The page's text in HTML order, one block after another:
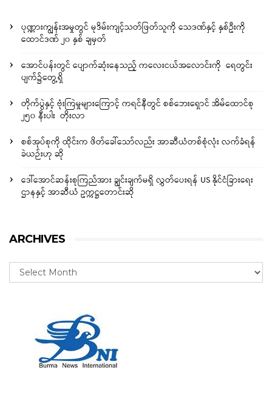
ပုဏ္ဏားကျွန်းအမှုတွင် မုဒိမ်းကျင့်သတ်ဖြတ်သူကို သေဒဏ်နှင့် နှစ်ဦးကို
ထောင်ဒဏ် ၂၀ နှစ် ချမှတ်
အောင်ပန်းတွင် ပျောက်ဆုံးနေသည့် ကလေးငယ်အလောင်းကို ရေတွင်း
ပျက်၌တွေ့ရှိ
တိုက်ပွဲနှင့် ဗုံးကြဲမှုများကြောင့် ကရင်နီတွင် စစ်ဘေးရှောင် အိမ်ထောင်စု
၂၅၀ နီးပါး တိုးလာ
စစ်အုပ်စုကို ထိုင်းက ဖိတ်ခေါ်သော်လည်း အာဆီယံတစ်စုံလုံး လက်ခံရန်
ခဲယဉ်းဟု ဆို
ဒေါ်အောင်ဆန်းစုကြည်အား ချွင်းချက်မရှိ လွှတ်ပေးရန် US နိုင်ငံခြားရေး
ဌာနနှင့် အာဆီယံ ဥက္ကဋ္ဌတောင်းဆို
ARCHIVES